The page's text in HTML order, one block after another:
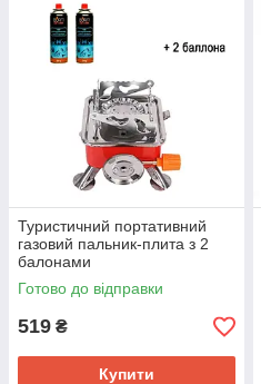
Туристичний портативний
газовий пальник-плита з 2
балонами
Готово до відправки
519 ₴
Купити